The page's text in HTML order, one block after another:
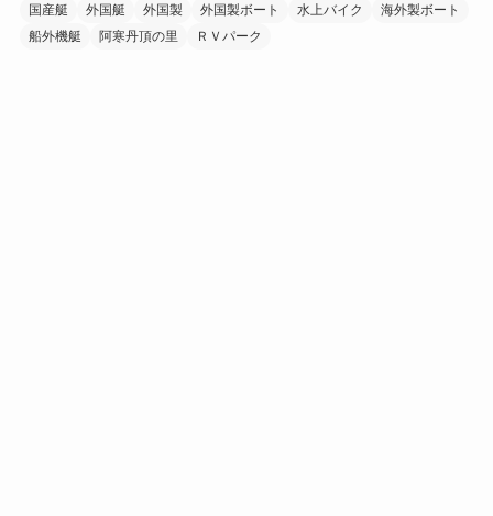
国産艇
外国艇 外国製 外国製ボート 水上バイク
海外製ボート
船外機艇
阿寒丹頂の里 ＲＶパーク